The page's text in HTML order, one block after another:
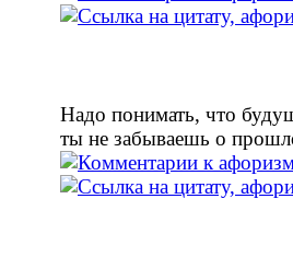
Надо понимать, что
ты не забываешь о